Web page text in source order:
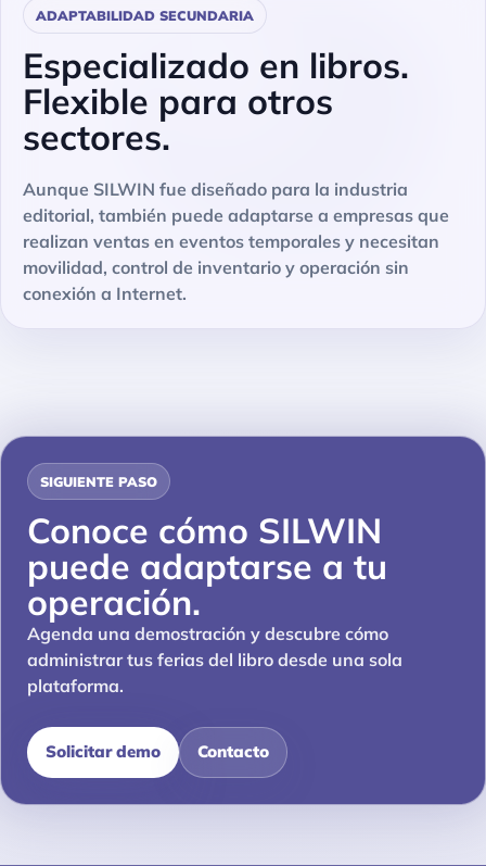
ADAPTABILIDAD SECUNDARIA
Especializado en libros.
Flexible para otros
sectores.
Aunque SILWIN fue diseñado para la industria
editorial, también puede adaptarse a empresas que
realizan ventas en eventos temporales y necesitan
movilidad, control de inventario y operación sin
conexión a Internet.
SIGUIENTE PASO
Conoce cómo SILWIN
puede adaptarse a tu
operación.
Agenda una demostración y descubre cómo
administrar tus ferias del libro desde una sola
plataforma.
Solicitar demo Contacto